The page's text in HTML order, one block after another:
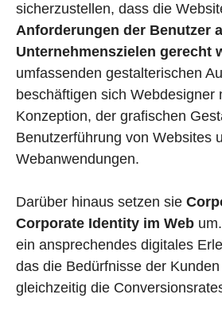
sicherzustellen, dass die
Anforderungen der Benutzer
Unternehmenszielen gerecht
umfassenden gestalterischen
beschäftigen sich Webdesigner
Konzeption, der grafischen
Benutzerführung von Websites
Webanwendungen.
Darüber hinaus setzen sie
Corporate Identity im Web
ein ansprechendes digitales
das die Bedürfnisse der
gleichzeitig die